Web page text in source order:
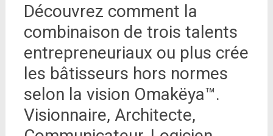
Découvrez comment la
combinaison de trois talents
entrepreneuriaux ou plus crée
les bâtisseurs hors normes
selon la vision Omakëya™.
Visionnaire, Architecte,